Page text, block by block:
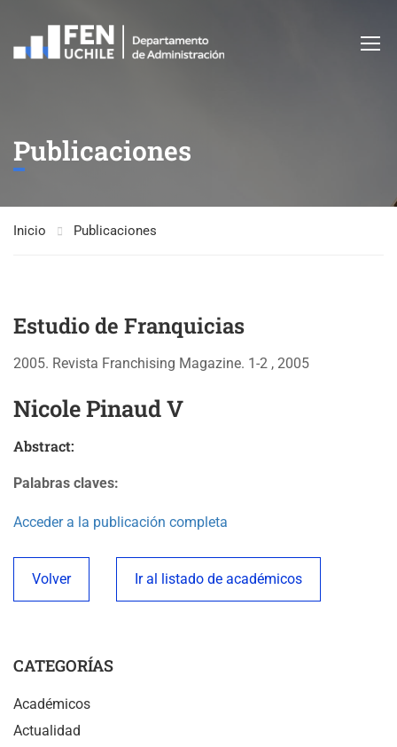
Publicaciones
Inicio Publicaciones
Estudio de Franquicias
2005. Revista Franchising Magazine. 1-2 , 2005
Nicole Pinaud V
Abstract:
Palabras claves:
Acceder a la publicación completa
Volver Ir al listado de académicos
CATEGORÍAS
Académicos
Actualidad